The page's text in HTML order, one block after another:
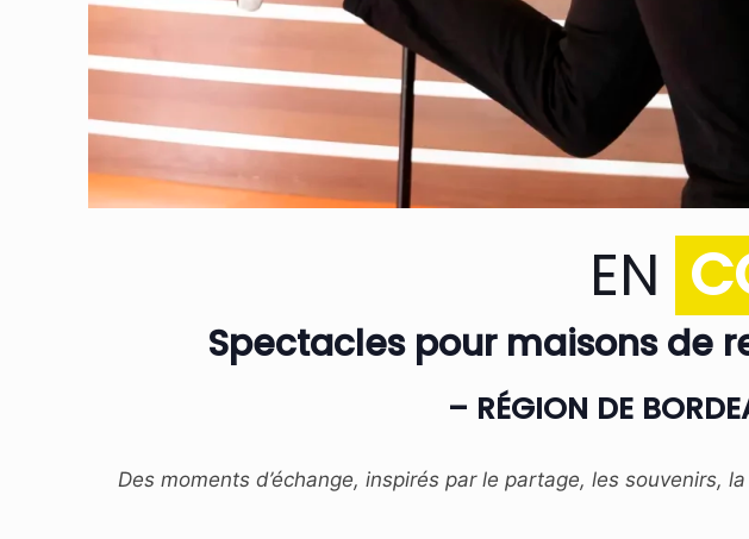
EN
Spectacles pour maisons de
– RÉGION DE
Des moments d’échange, inspirés par le partage, les souvenirs,